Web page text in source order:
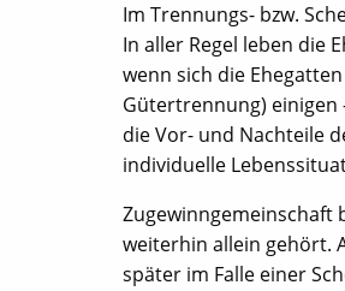
Im Trennungs- bzw.
In aller Regel leben die
wenn sich die
Gütertrennung) einigen
die Vor- und Nachteile
individuelle
Zugewinngemeinschaft
weiterhin allein gehört.
später im Falle einer